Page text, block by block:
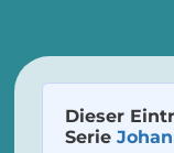
Dieser
Serie